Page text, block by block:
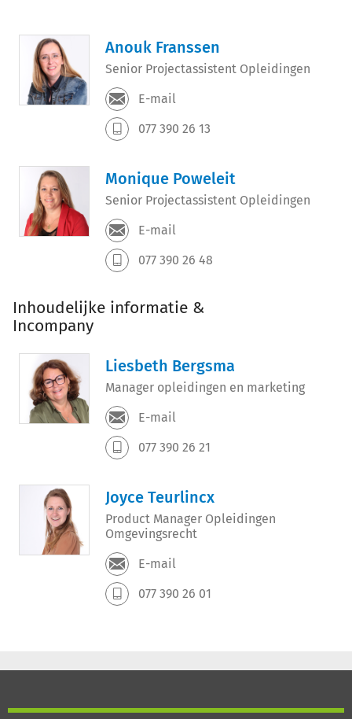
Anouk Franssen
Senior Projectassistent Opleidingen
E-mail
077 390 26 13
Monique Poweleit
Senior Projectassistent Opleidingen
E-mail
077 390 26 48
Inhoudelijke informatie &
Incompany
Liesbeth Bergsma
Manager opleidingen en marketing
E-mail
077 390 26 21
Joyce Teurlincx
Product Manager Opleidingen
Omgevingsrecht
E-mail
077 390 26 01